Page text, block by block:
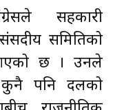
सहकारी
समितिको
छ । उनले
कुनै पनि दलको